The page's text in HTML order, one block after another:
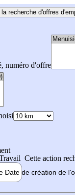
recherche d'offres
numéro d'offre
Cette action
Date de création de